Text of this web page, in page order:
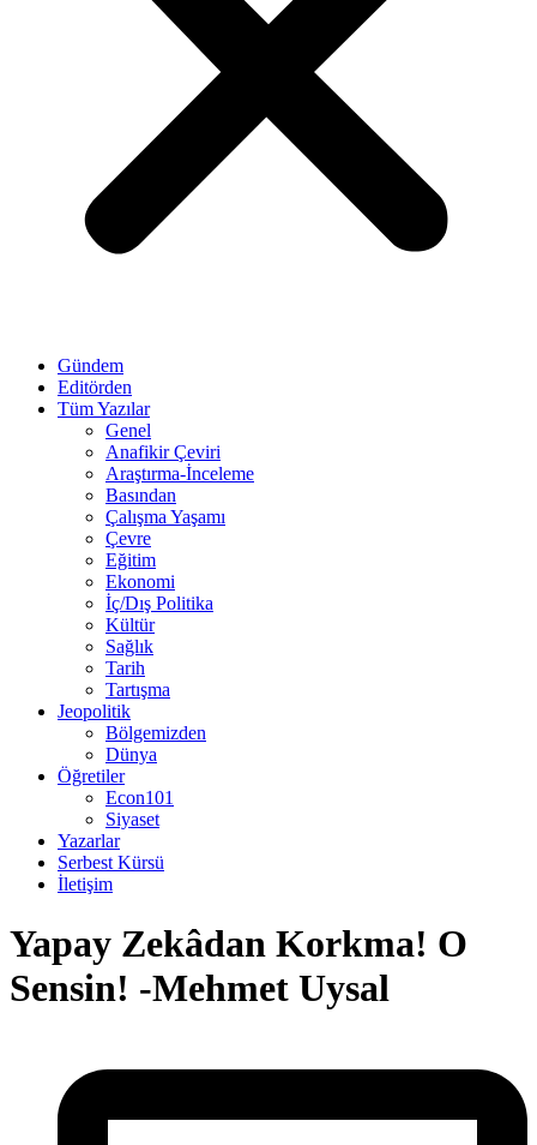
Gündem
Editörden
Tüm Yazılar
Genel
Anafikir Çeviri
Araştırma-İnceleme
Basından
Çalışma Yaşamı
Çevre
Eğitim
Ekonomi
İç/Dış Politika
Kültür
Sağlık
Tarih
Tartışma
Jeopolitik
Bölgemizden
Dünya
Öğretiler
Econ101
Siyaset
Yazarlar
Serbest Kürsü
İletişim
Yapay Zekâdan Korkma! O
Sensin! -Mehmet Uysal